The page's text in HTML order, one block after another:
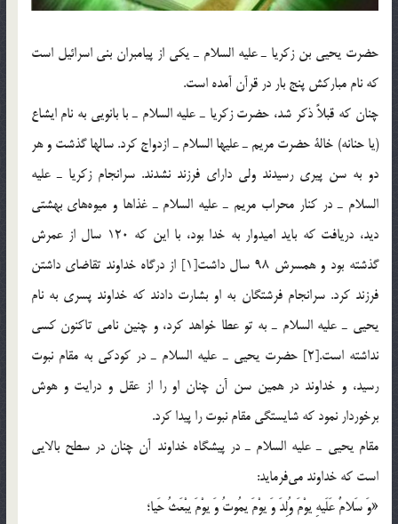
حضرت يحيي بن زكريا ـ عليه السلام ـ يكي از پيامبران بني اسرائيل است
كه نام مباركش پنج بار در قرآن آمده است.
چنان كه قبلاً ذكر شد، حضرت زكريا ـ عليه السلام ـ با بانويي به نام ايشاع
(يا حنانه) خالة حضرت مريم ـ عليها السلام ـ ازدواج كرد. سالها گذشت و هر
دو به سن پيري رسيدند ولي داراي فرزند نشدند. سرانجام زكريا ـ عليه
السلام ـ در كنار محراب مريم ـ عليه السلام ـ غذاها و ميوه‎هاي بهشتي
ديد، دريافت كه بايد اميدوار به خدا بود، با اين كه 120 سال از عمرش
گذشته بود و همسرش 98 سال داشت[1] از درگاه خداوند تقاضاي داشتن
فرزند كرد. سرانجام فرشتگان به او بشارت دادند كه خداوند پسري به نام
يحيي ـ عليه السلام ـ به تو عطا خواهد كرد، و چنين نامي تاكنون كسي
نداشته است.[2] حضرت يحيي ـ عليه السلام ـ در كودكي به مقام نبوت
رسيد، و خداوند در همين سن آن چنان او را از عقل و درايت و هوش
برخوردار نمود كه شايستگي مقام نبوت را پيدا كرد.
مقام يحيي ـ عليه السلام ـ در پيشگاه خداوند آن چنان در سطح بالايي
است كه خداوند مي‎فرمايد:
«وَ سَلامٌ عَلَيهِ يوْمَ وُلِدَ وَ يوْمَ يمُوتُ وَ يوْمَ يبْعَثُ حَيا؛